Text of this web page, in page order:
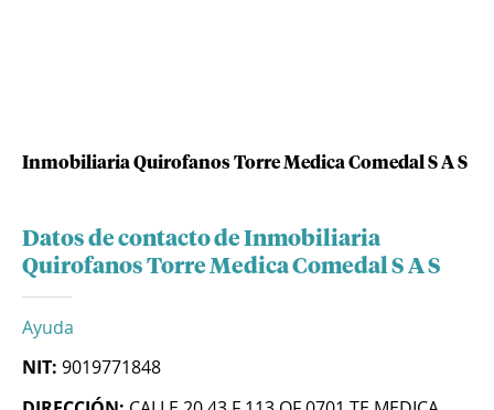
Inmobiliaria Quirofanos Torre Medica Comedal S A S
Datos de contacto de Inmobiliaria
Quirofanos Torre Medica Comedal S A S
Ayuda
NIT: 9019771848